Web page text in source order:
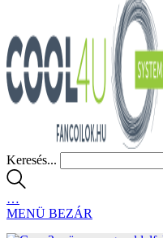
Keresés...
…
MENÜ BEZÁR